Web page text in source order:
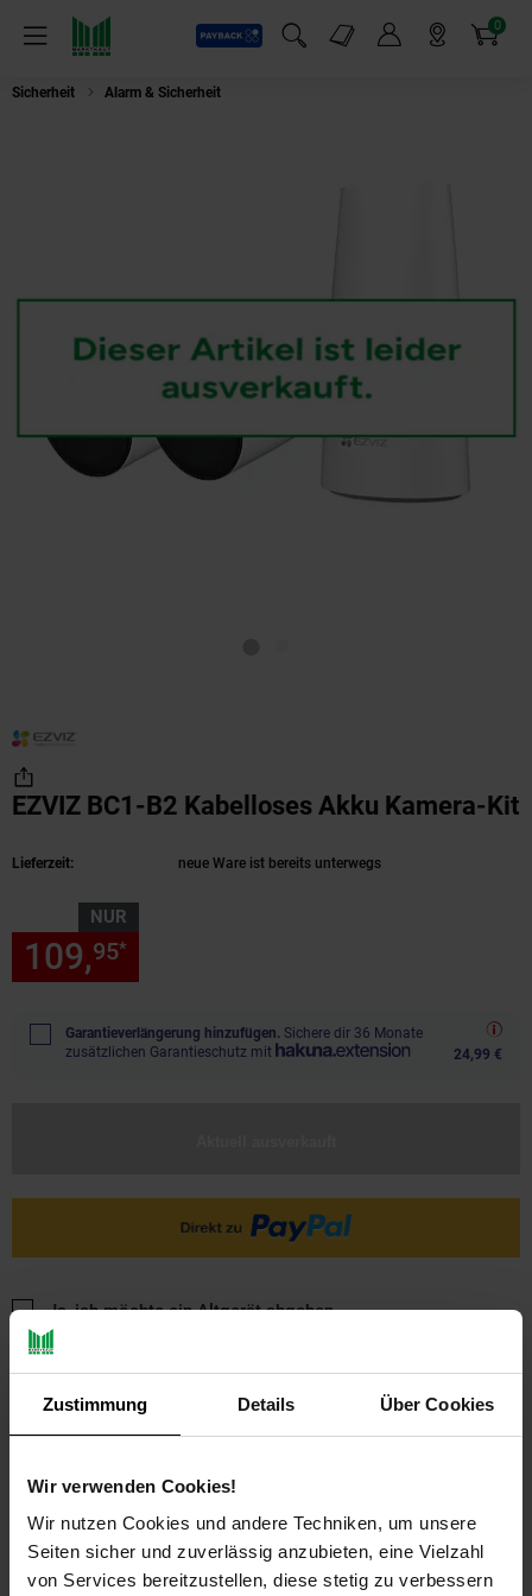
Zustimmung Details Über Cookies
Wir verwenden Cookies!
Wir nutzen Cookies und andere Techniken, um unsere
Seiten sicher und zuverlässig anzubieten, eine Vielzahl
von Services bereitzustellen, diese stetig zu verbessern
Menü
Payback
Suchfeld einblenden
Markt-Angebote 0
Artikel
Sicherheit Alarm & Sicherheit
EZVIZ BC1-B2 Kabelloses Akku Kamera-Kit
Lieferzeit: neue Ware ist bereits unterwegs
NUR
109,95*
Garantieverlängerung hinzufügen. Sichere dir 36 Monate
zusätzlichen Garantieschutz mit
24,99 €
Ja, ich möchte ein Altgerät abgeben.
PAYBACK